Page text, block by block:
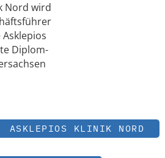
Nord wird
Diplom-
ASKLEPIOS KLINIK NORD